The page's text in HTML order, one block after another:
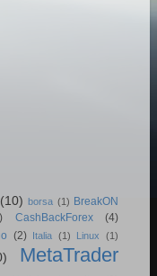
(10) borsa (1) BreakON
CashBackForex (4)
(2) Italia (1) Linux (1)
MetaTrader